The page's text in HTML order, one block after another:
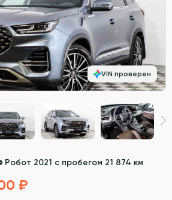
Робот 2021 с пробегом 21 874 км
₽
VIN проверен